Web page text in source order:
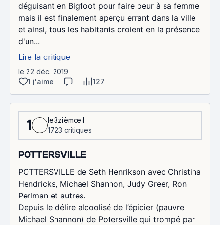
déguisant en Bigfoot pour faire peur à sa femme
mais il est finalement aperçu errant dans la ville
et ainsi, tous les habitants croient en la présence
d'un...
Lire la critique
le 22 déc. 2019
1 j'aime
127
1
le3zièmœil
1723 critiques
POTTERSVILLE
POTTERSVILLE de Seth Henrikson avec Christina
Hendricks, Michael Shannon, Judy Greer, Ron
Perlman et autres.
Depuis le délire alcoolisé de l’épicier (pauvre
Michael Shannon) de Potersville qui trompé par